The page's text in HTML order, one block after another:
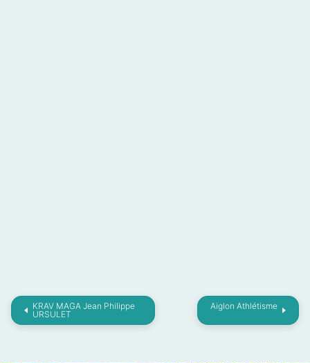
KRAV MAGA Jean Philippe
URSULET
Aiglon Athlétisme